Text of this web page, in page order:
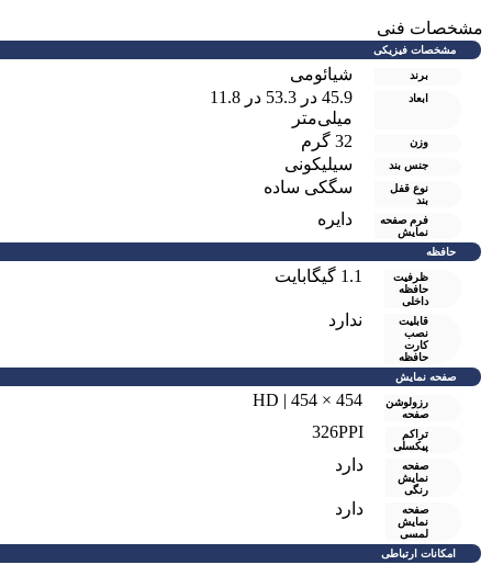
فنی
مشخصات فیزیکی
برند شیائومی
ابعاد
45.9 در 53.3 در 11.8
میلی‌متر
وزن 32 گرم
جنس بند سیلیکونی
نوع قفل
بند
سگکی ساده
فرم صفحه
نمایش
دایره
حافظه
ظرفیت
حافظه
داخلی
1.1 گیگابایت
قابلیت
نصب
کارت
حافظه
ندارد
صفحه نمایش
رزولوشن
صفحه
454 × 454 | HD
تراکم
پیکسلی
326PPI
صفحه
نمايش
رنگی
دارد
صفحه
نمایش
لمسی
دارد
امکانات ارتباطی